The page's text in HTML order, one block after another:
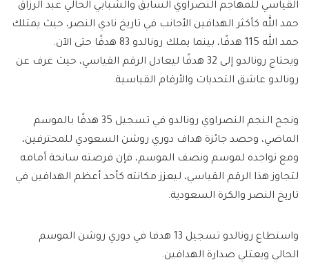
القياسي للمهاجم النصراوي السابق والشبابي الحالي عبد الرزاق
حمد الله كأكثر الهدافين الأجانب في تاريخ نادي النصر، حيث يمتلك
حمد الله 115 هدفًا، بينما يملك رونالدو 83 هدفًا حتى الآن.
ويحتاج رونالدو إلى 32 هدفًا ليعادل الرقم القياسي، حيث عرف عن
رونالدو عاشق التحديات والأرقام القياسية.
ونجح النجم النصراوي رونالدو في تسجيل 35 هدفًا بالموسم
الماضي، وحصد جائزة هداف دوري روشن السعودي للمحترفين،
ومع تواجده لموسم ونصف الموسم، فإن فرصته سانحة أمامه
لتجاوز هذا الرقم القياسي، ليعزز مكانته كأحد أعظم الهدافين في
تاريخ النصر والكرة السعودية.
واستطاع رونالدو تسجيل 13 هدفا في دوري روشن الموسم
الحالي ويعتلي صدارة الهدافين.